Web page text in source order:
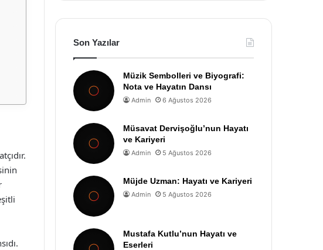
Son Yazılar
Müzik Sembolleri ve Biyografi:
Nota ve Hayatın Dansı
Admin 6 Ağustos 2026
Müsavat Dervişoğlu’nun Hayatı
ve Kariyeri
Admin 5 Ağustos 2026
Müjde Uzman: Hayatı ve Kariyeri
Admin 5 Ağustos 2026
Mustafa Kutlu’nun Hayatı ve
Eserleri